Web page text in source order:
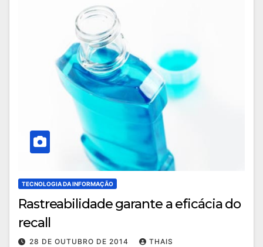
TECNOLOGIA DA INFORMAÇÃO
Rastreabilidade garante a eficácia do
recall
28 DE OUTUBRO DE 2014
THAIS